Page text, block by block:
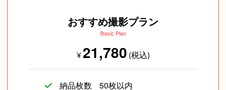
けるよう、精いっぱい演出いたします。
多くの人が、普段被写体として写真を撮られる機会
はあまり多くないと思います。本格的な撮影という
非日常に興味津々の方が多いのもとても印象的で
必ずお客様の方で許可、申請などお願いしておりま
もし、分からない場合は一度、ご相談ください。
おすすめ撮影プラン
Basic Plan
¥21,780 (税込)
納品枚数
50枚以内